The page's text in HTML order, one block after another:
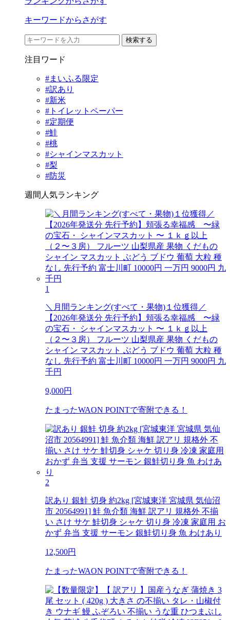
キーワードからさがす
検索する
注目ワード
#まいふる限定
#訳あり
#新米
#トイレットペーパー
#定期便
#鮭
#桃
#シャインマスカット
#梨
#防災
週間人気ランキング
1
＼月間ランキング(すべて・果物)１位獲得／
【2026年発送分 先行予約】頬張る幸福感 〜緑
の宝石・ シャインマスカット 〜 １ｋｇ以上
（２〜３房） フルーツ 山梨県産 果物 くだもの
シャイン マスカット ぶどう ブドウ 葡萄 大粒 種
なし 先行予約 富士川町 10000円 一万円 9000円 九
千円
9,000円
たまったWAON POINTで寄附できる！
2
訳あり 銀鮭 切身 約2kg [宮城東洋 宮城県 気仙沼
市 20564991] 鮭 魚介類 海鮮 訳アリ 規格外 不揃
い さけ サケ 鮭切身 シャケ 切り身 冷凍 家庭用 お
かず 弁当 支援 サーモン 銀鮭切り身 魚 わけあり
12,500円
たまったWAON POINTで寄附できる！